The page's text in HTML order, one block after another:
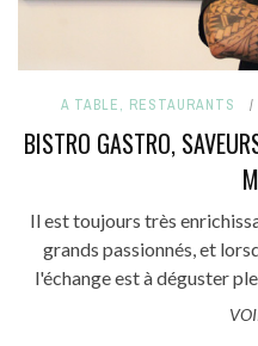
A TABLE, RESTAURANTS
BISTRO GASTRO,
Il est toujours très
grands passionnés, et
l'échange est à déguster